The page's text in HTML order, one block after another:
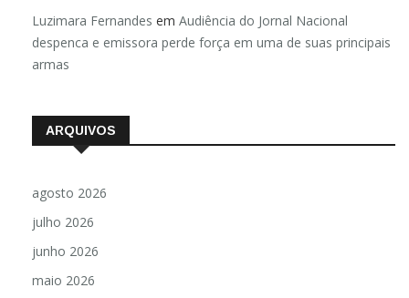
Luzimara Fernandes em Audiência do Jornal Nacional
despenca e emissora perde força em uma de suas principais
armas
ARQUIVOS
agosto 2026
julho 2026
junho 2026
maio 2026